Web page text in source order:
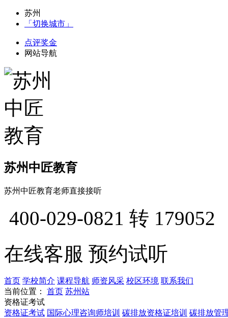
苏州
「切换城市」
点评奖金
网站导航
苏州中匠教育
苏州中匠教育老师直接接听
400-029-0821 转 179052
在线客服 预约试听
首页 学校简介 课程导航 师资风采 校区环境 联系我们
当前位置：
首页 苏州站
资格证考试
资格证考试 国际心理咨询师培训 碳排放资格证培训 碳排放管